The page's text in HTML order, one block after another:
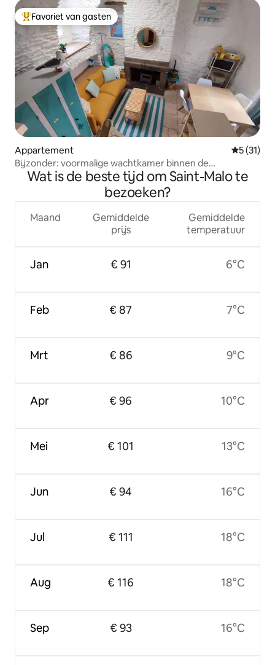
Topfavoriet van gasten
Favoriet van gasten
Appartement
5 (31)
Bijzonder: voormalige wachtkamer binnen de
stadsmuren!
Wat is de beste tijd om Saint-Malo te
bezoeken?
Maand
Jan
Feb
Mrt
Apr
Mei
Jun
Jul
Aug
Sep
Gemiddelde
prijs
€ 91
€ 87
€ 86
€ 96
€ 101
€ 94
€ 111
€ 116
€ 93
Gemiddelde
temperatuur
6°C
7°C
9°C
10°C
13°C
16°C
18°C
18°C
16°C